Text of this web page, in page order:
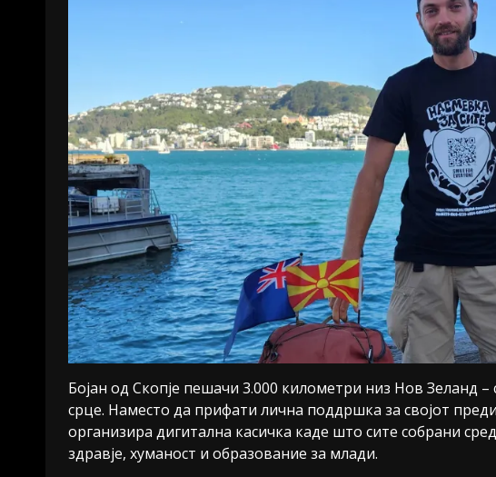
Бојан од Скопје пешачи 3.000 километри низ Нов Зеланд
срце. Наместо да прифати лична поддршка за својот
организира дигитална касичка каде што сите собрани
здравје, хуманост и образование за млади.